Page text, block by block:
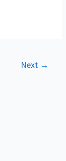
Next →